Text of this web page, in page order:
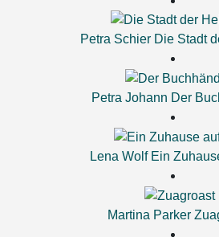
Petra Schier Die Stadt
Petra Johann Der
Lena Wolf Ein
Martina Parker